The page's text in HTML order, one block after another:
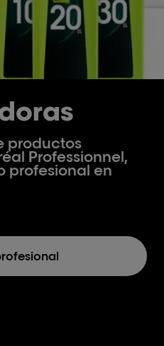
productos
Professionnel,
profesional en